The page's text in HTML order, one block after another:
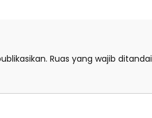
Ruas yang wajib ditandai